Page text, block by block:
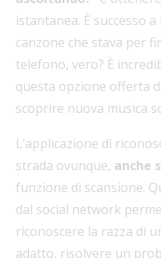
istantanea. È successo
canzone che stava per
telefono, vero? È
questa opzione offerta
scoprire nuova musica
L’applicazione di
strada ovunque, anche
funzione di scansione.
dal social network
riconoscere la razza di
adatto, risolvere un